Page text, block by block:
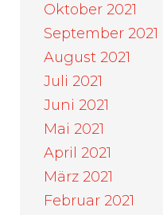
Oktober 2021
September 2021
August 2021
Juli 2021
Juni 2021
Mai 2021
April 2021
März 2021
Februar 2021